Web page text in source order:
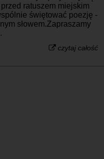
ratuszem miejskim
świętować poezję -
słowem.Zapraszamy
czytaj całość